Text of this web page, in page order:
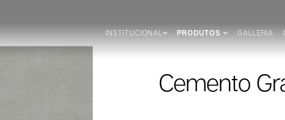
INSTITUCIONAL PRODUTOS GALLERIA
Cemento